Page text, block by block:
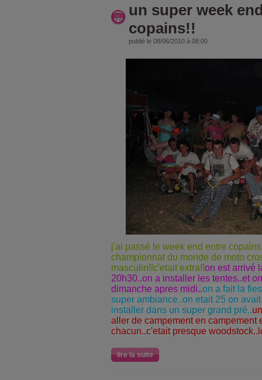
un super week
copains!!
publié le 08/06/2010 à 08:00
j'ai passé le week end entre
championnat du monde de moto
masculin!!c'etait extra!!on est arrivé
20h30..on a installer les tentes..et
dimanche apres midi..on a fait la
super ambiance..on etait 25 on
installer dans un super grand pré..
aller de campement en campement
chacun..c'etait presque
lire la suite